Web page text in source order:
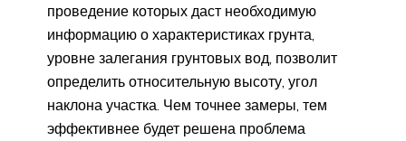
проведение которых даст необходимую
информацию о характеристиках грунта,
уровне залегания грунтовых вод, позволит
определить относительную высоту, угол
наклона участка. Чем точнее замеры, тем
эффективнее будет решена проблема